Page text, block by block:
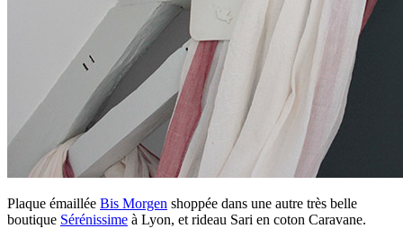
Plaque émaillée Bis Morgen shoppée dans une autre très belle
boutique Sérénissime à Lyon, et rideau Sari en coton Caravane.